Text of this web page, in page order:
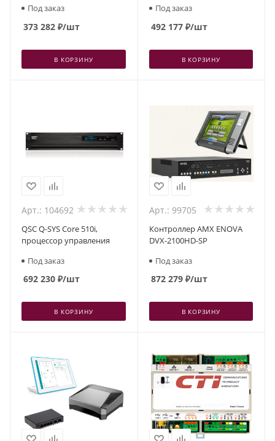
Под заказ
373 282 ₽/шт
В КОРЗИНУ
Под заказ
492 177₽/шт
В КОРЗИНУ
Арт.: 104692
QSC Q-SYS Core 510i,
процессор управления
Под заказ
692 230 ₽/шт
В КОРЗИНУ
Арт.: 99705
Контроллер AMX ENOVA
DVX-2100HD-SP
Под заказ
872 279₽/шт
В КОРЗИНУ